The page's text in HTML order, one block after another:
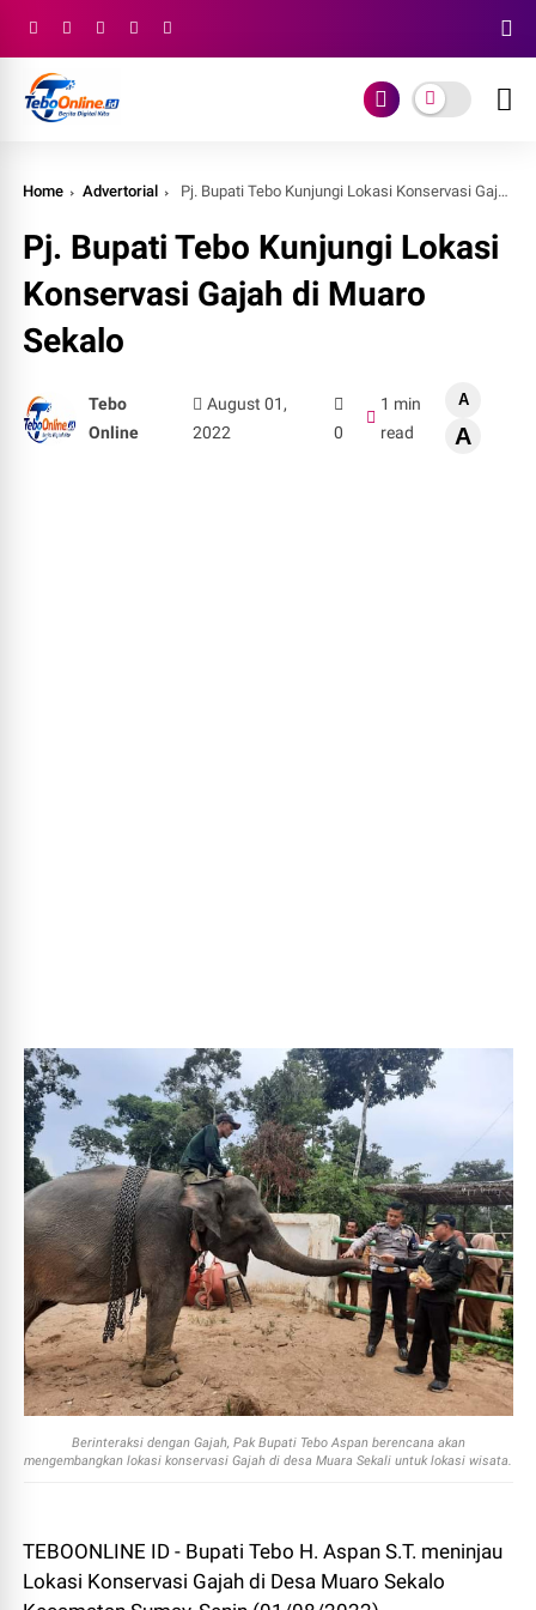
Home Advertorial Pj. Bupati Tebo Kunjungi Lokasi Konservasi Gajah di Muaro Sekalo
Pj. Bupati Tebo Kunjungi Lokasi
Konservasi Gajah di Muaro
Sekalo
Tebo
Online
August 01,
2022
0
1 min
read
A
A
Berinteraksi dengan Gajah, Pak Bupati Tebo Aspan berencana akan
mengembangkan lokasi konservasi Gajah di desa Muara Sekali untuk lokasi wisata.
TEBOONLINE ID - Bupati Tebo H. Aspan S.T. meninjau
Lokasi Konservasi Gajah di Desa Muaro Sekalo